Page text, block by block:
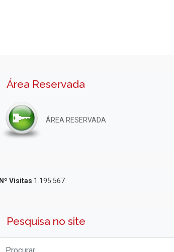
Área Reservada
ÁREA RESERVADA
Nº Visitas 1.195.567
Pesquisa no site